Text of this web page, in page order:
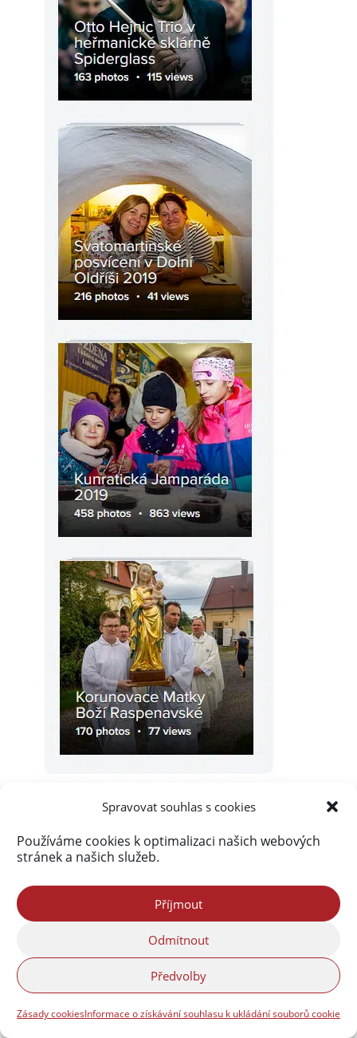
Spravovat souhlas s cookies
Používáme cookies k optimalizaci našich webových
stránek a našich služeb.
Příjmout
Odmítnout
Předvolby
Zásady cookiesInformace o získávání souhlasu k ukládání souborů cookie
Akismetzablokoval
289 841 spamů